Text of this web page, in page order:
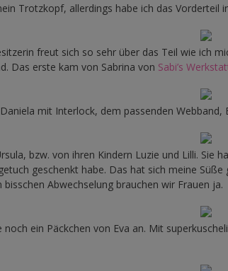
Trotzkopf, allerdings habe ich das Vorderteil
freut sich so sehr über das Teil wie ich
Das erste kam von Sabrina von Sabi’s
mit Interlock, dem passenden
bzw. von ihren Kindern Luzie und Lilli. Sie
geschenkt habe. Das hat sich meine
bisschen Abwechselung brauchen wir Frauen ja.
ein Päckchen von Eva an. Mit